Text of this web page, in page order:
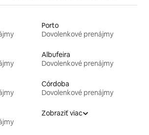
Porto
Dovolenkové prenájmy
Albufeira
Dovolenkové prenájmy
Córdoba
Dovolenkové prenájmy
Zobraziť viac